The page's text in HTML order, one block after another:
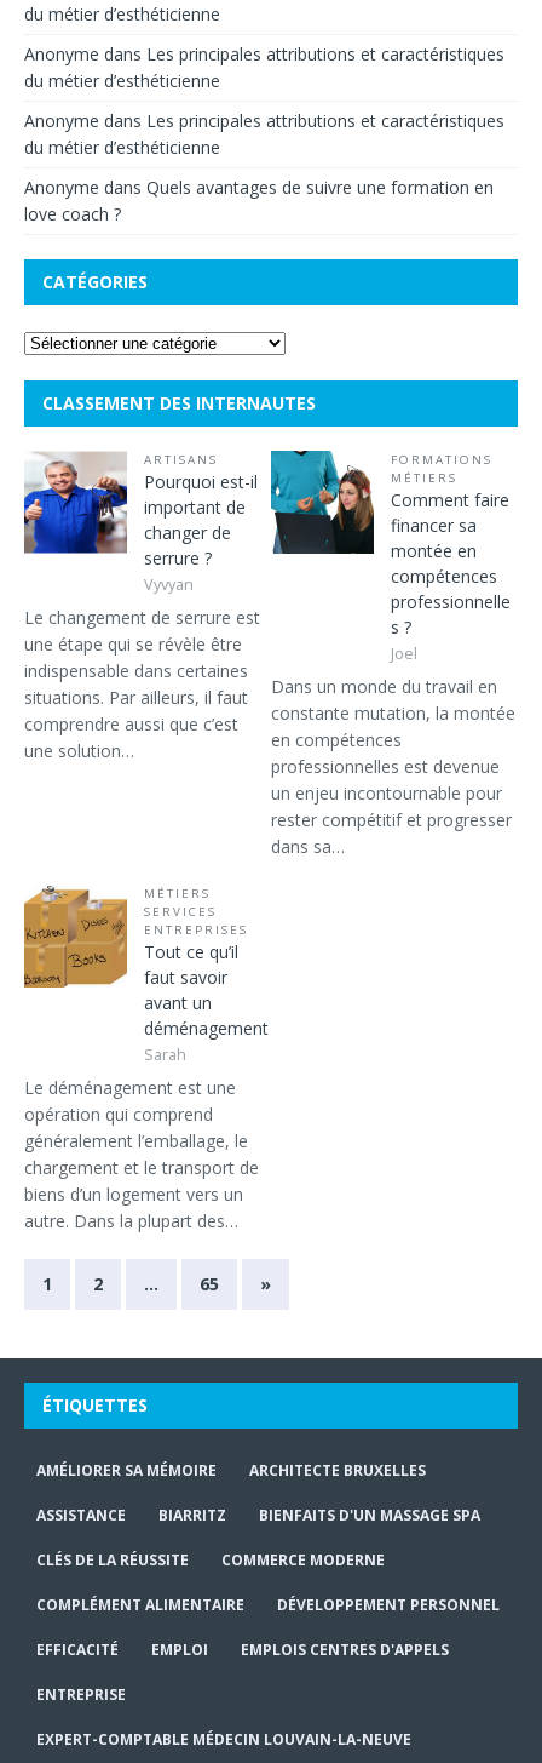
du métier d’esthéticienne
Anonyme dans Les principales attributions et caractéristiques
du métier d’esthéticienne
Anonyme dans Les principales attributions et caractéristiques
du métier d’esthéticienne
Anonyme dans Quels avantages de suivre une formation en
love coach ?
CATÉGORIES
CLASSEMENT DES INTERNAUTES
ARTISANS
Pourquoi est-il
important de
changer de
serrure ?
Vyvyan
Le changement de serrure est
une étape qui se révèle être
indispensable dans certaines
situations. Par ailleurs, il faut
comprendre aussi que c’est
une solution…
FORMATIONS
MÉTIERS
Comment faire
financer sa
montée en
compétences
professionnelle
s ?
Joel
Dans un monde du travail en
constante mutation, la montée
en compétences
professionnelles est devenue
un enjeu incontournable pour
rester compétitif et progresser
dans sa…
MÉTIERS
SERVICES
ENTREPRISES
Tout ce qu’il
faut savoir
avant un
déménagement
Sarah
Le déménagement est une
opération qui comprend
généralement l’emballage, le
chargement et le transport de
biens d’un logement vers un
autre. Dans la plupart des…
1 2 … 65 »
ÉTIQUETTES
AMÉLIORER SA MÉMOIRE ARCHITECTE BRUXELLES
ASSISTANCE BIARRITZ BIENFAITS D'UN MASSAGE SPA
CLÉS DE LA RÉUSSITE COMMERCE MODERNE
COMPLÉMENT ALIMENTAIRE DÉVELOPPEMENT PERSONNEL
EFFICACITÉ EMPLOI EMPLOIS CENTRES D'APPELS
ENTREPRISE
EXPERT-COMPTABLE MÉDECIN LOUVAIN-LA-NEUVE